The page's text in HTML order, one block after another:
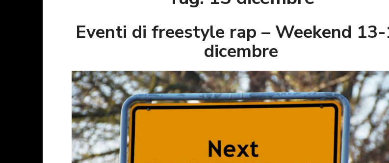
Eventi di freestyle rap – Weekend
dicembre